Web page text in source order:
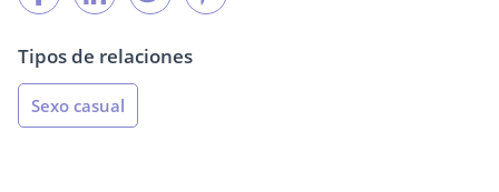
Tipos de relaciones
Sexo casual